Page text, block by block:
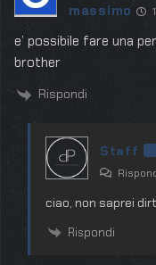
massimo
e’ possibile fare una
brother
Rispondi
Staff
ciao, non saprei
Rispondi